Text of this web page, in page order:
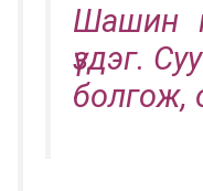
Шашин
үздэг.
болгож,